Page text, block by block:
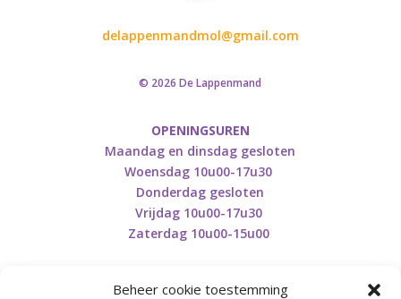
Beheer cookie toestemming
delappenmandmol@gmail.com
© 2026 De Lappenmand
OPENINGSUREN
Maandag en dinsdag gesloten
Woensdag 10u00-17u30
Donderdag gesloten
Vrijdag 10u00-17u30
Zaterdag 10u00-15u00